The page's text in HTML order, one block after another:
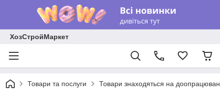
ХозСтройМаркет
Товари та послуги Товари знаходяться на